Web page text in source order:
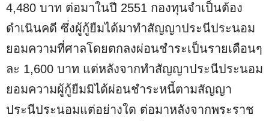
4,480 บาท ต่อมาในปี 2551 กองทุนจำเป็นต้อง
ดำเนินคดี ซึ่งผู้กู้ยืมได้มาทำสัญญาประนีประนอม
ยอมความที่ศาลโดยตกลงผ่อนชำระเป็นรายเดือนๆ
ละ 1,600 บาท แต่หลังจากทำสัญญาประนีประนอม
ยอมความผู้กู้ยืมมิได้ผ่อนชำระหนี้ตามสัญญา
ประนีประนอมแต่อย่างใด ต่อมาหลังจากพระราช